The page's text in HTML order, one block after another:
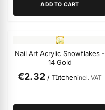
Gel Polish anzeigen
Acrylic anzeigen
ADD TO CART
Nail Art Acrylic Snowflakes -
14 Gold
€2.32/ Tütchenincl. VAT